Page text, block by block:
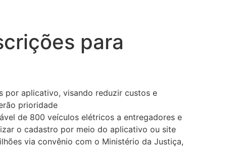
para
por aplicativo, visando reduzir custos e
prioridade
de 800 veículos elétricos a entregadores e
o cadastro por meio do aplicativo ou site
via convênio com o Ministério da Justiça,